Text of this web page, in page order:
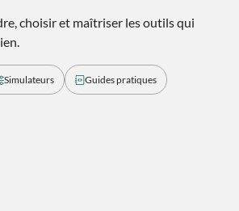
choisir et maîtriser les outils qui
Simulateurs Guides pratiques